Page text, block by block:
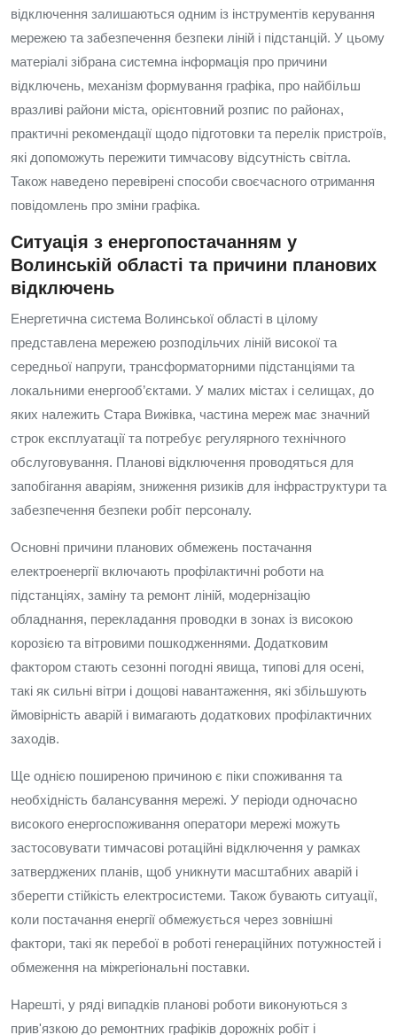
відключення залишаються одним із інструментів керування
мережею та забезпечення безпеки ліній і підстанцій. У цьому
матеріалі зібрана системна інформація про причини
відключень, механізм формування графіка, про найбільш
вразливі райони міста, орієнтовний розпис по районах,
практичні рекомендації щодо підготовки та перелік пристроїв,
які допоможуть пережити тимчасову відсутність світла.
Також наведено перевірені способи своєчасного отримання
повідомлень про зміни графіка.
Ситуація з енергопостачанням у
Волинській області та причини планових
відключень
Енергетична система Волинської області в цілому
представлена мережею розподільчих ліній високої та
середньої напруги, трансформаторними підстанціями та
локальними енергооб’єктами. У малих містах і селищах, до
яких належить Стара Вижівка, частина мереж має значний
строк експлуатації та потребує регулярного технічного
обслуговування. Планові відключення проводяться для
запобігання аваріям, зниження ризиків для інфраструктури та
забезпечення безпеки робіт персоналу.
Основні причини планових обмежень постачання
електроенергії включають профілактичні роботи на
підстанціях, заміну та ремонт ліній, модернізацію
обладнання, перекладання проводки в зонах із високою
корозією та вітровими пошкодженнями. Додатковим
фактором стають сезонні погодні явища, типові для осені,
такі як сильні вітри і дощові навантаження, які збільшують
ймовірність аварій і вимагають додаткових профілактичних
заходів.
Ще однією поширеною причиною є піки споживання та
необхідність балансування мережі. У періоди одночасно
високого енергоспоживання оператори мережі можуть
застосовувати тимчасові ротаційні відключення у рамках
затверджених планів, щоб уникнути масштабних аварій і
зберегти стійкість електросистеми. Також бувають ситуації,
коли постачання енергії обмежується через зовнішні
фактори, такі як перебої в роботі генераційних потужностей і
обмеження на міжрегіональні поставки.
Нарешті, у ряді випадків планові роботи виконуються з
прив'язкою до ремонтних графіків дорожніх робіт і